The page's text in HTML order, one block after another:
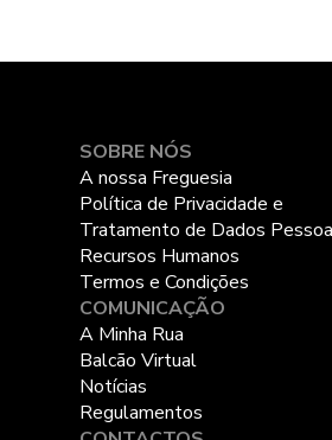
SOBRE NÓS
A nossa Freguesia
Política de Privacidade e
Tratamento de Dados
Recursos Humanos
Termos e Condições
COMUNICAÇÃO
A Minha Rua
Balcão Virtual
Notícias
Regulamentos